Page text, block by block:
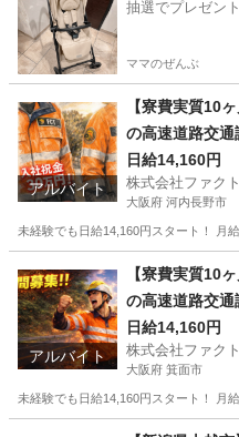
抽選でプレゼン
ママのぜんぶ
アルバイト
【寮費実質10
の高速道路交
日給14,160円
株式会社ファクト
大阪府 河内長野市
未経験でも日給14,160円スタート！ 月
河内長野市 その他
アルバイト
【寮費実質10
の高速道路交
日給14,160円
株式会社ファクト
大阪府 箕面市
未経験でも日給14,160円スタート！ 月
その他 給料